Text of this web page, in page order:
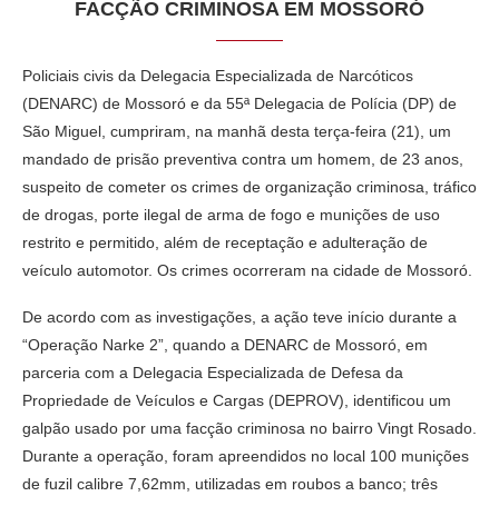
FACÇÃO CRIMINOSA EM MOSSORÓ
Policiais civis da Delegacia Especializada de Narcóticos
(DENARC) de Mossoró e da 55ª Delegacia de Polícia (DP) de
São Miguel, cumpriram, na manhã desta terça-feira (21), um
mandado de prisão preventiva contra um homem, de 23 anos,
suspeito de cometer os crimes de organização criminosa, tráfico
de drogas, porte ilegal de arma de fogo e munições de uso
restrito e permitido, além de receptação e adulteração de
veículo automotor. Os crimes ocorreram na cidade de Mossoró.
De acordo com as investigações, a ação teve início durante a
“Operação Narke 2”, quando a DENARC de Mossoró, em
parceria com a Delegacia Especializada de Defesa da
Propriedade de Veículos e Cargas (DEPROV), identificou um
galpão usado por uma facção criminosa no bairro Vingt Rosado.
Durante a operação, foram apreendidos no local 100 munições
de fuzil calibre 7,62mm, utilizadas em roubos a banco; três